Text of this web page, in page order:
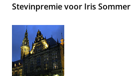
Stevinpremie voor Iris Sommer